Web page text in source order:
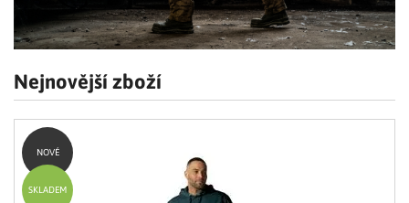
LIMITOVANÉ EDICE
RUKAVICE
Nejnovější zboží
NOVÉ
SKLADEM